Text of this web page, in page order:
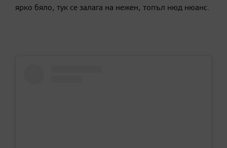
ярко бяло, тук се залага на нежен, топъл нюд нюанс.